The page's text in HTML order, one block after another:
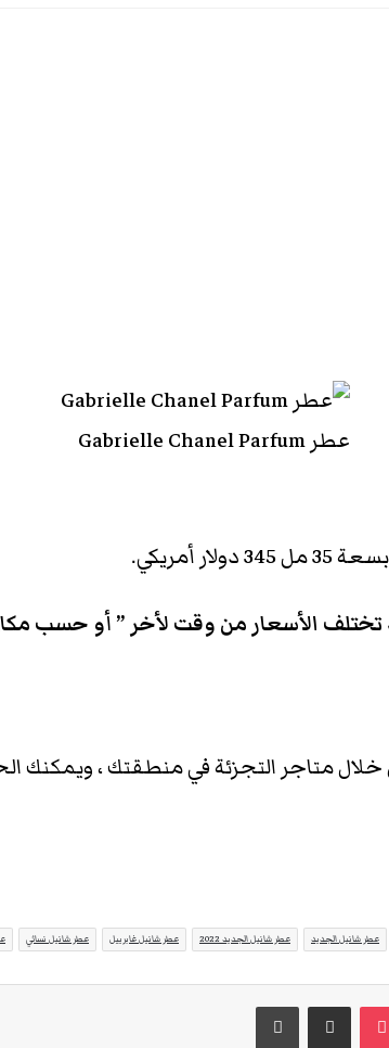
عطر Gabrielle Chanel Parfum
الأسعار من وقت لأخر ” أو حسب
خلال متاجر التجزئة في منطقتك ، ويمكنك
عطر شانيل الجديد عطر شانيل الجديد 2022 عطر شانيل غابرييل عطر شانيل نسائي
‫Pocket مشاركة عبر البريد طباعة